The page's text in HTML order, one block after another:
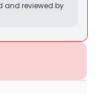
and reviewed by